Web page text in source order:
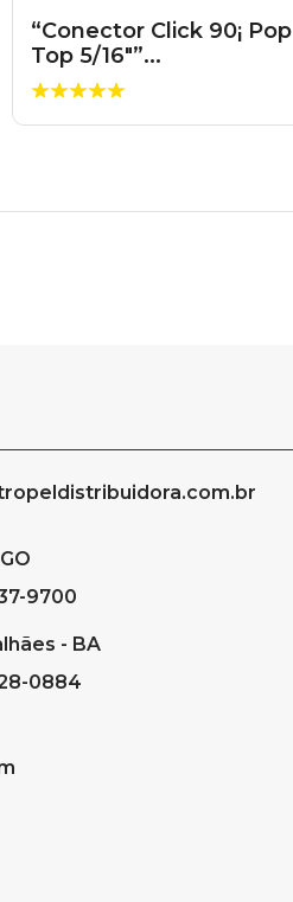
“Conector Click 90¡ Pop
Top 5/16″”...
9700
- BA
0884